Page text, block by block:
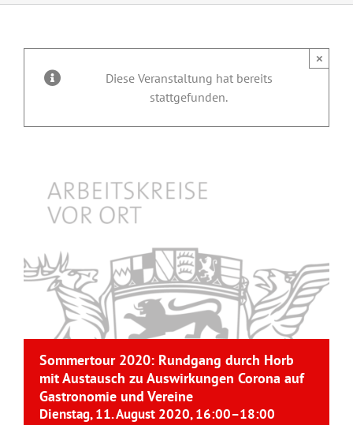
Diese Veranstaltung hat bereits
stattgefunden.
×
Sommertour 2020: Rundgang durch Horb
mit Austausch zu Auswirkungen Corona auf
Gastronomie und Vereine
Dienstag, 11. August 2020, 16:00–18:00